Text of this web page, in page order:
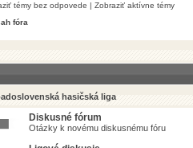
témy bez odpovede | Zobraziť aktívne témy
fóra
hasičská liga
Diskusné fórum
Otázky k novému diskusnému fóru